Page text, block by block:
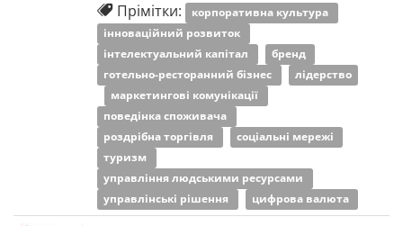
Прімітки: корпоративна культура
інноваційний розвиток
інтелектуальний капітал
бренд
готельно-ресторанний бізнес
лідерство
маркетингові комунікації
поведінка споживача
роздрібна торгівля
соціальні мережі
туризм
управління людськими ресурсами
управлінські рішення
цифрова валюта